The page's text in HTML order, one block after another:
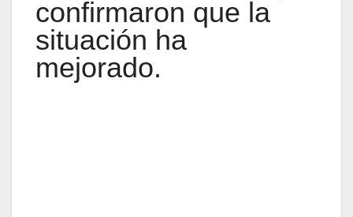
confirmaron que la
situación ha
mejorado.